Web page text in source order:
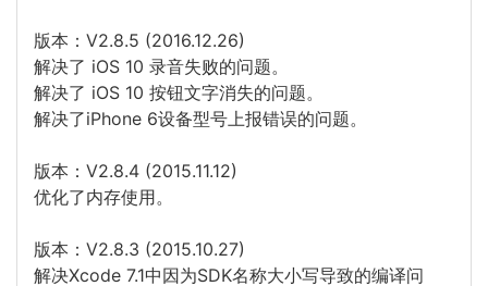
版本：V2.8.5 (2016.12.26)
解决了 iOS 10 录音失败的问题。
解决了 iOS 10 按钮文字消失的问题。
解决了iPhone 6设备型号上报错误的问题。
版本：V2.8.4 (2015.11.12)
优化了内存使用。
版本：V2.8.3 (2015.10.27)
解决Xcode 7.1中因为SDK名称大小写导致的编译问